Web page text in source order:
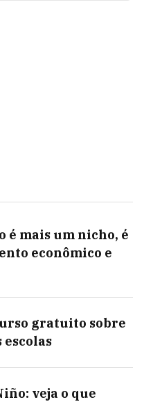
é mais um nicho, é
econômico e
gratuito sobre
veja o que